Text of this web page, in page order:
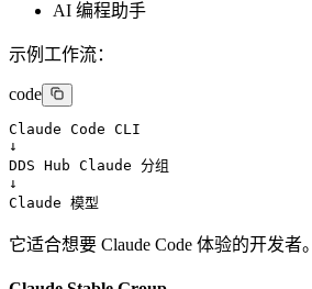
AI 编程助手
示例工作流：
code
Claude Code CLI
↓
DDS Hub Claude 分组
↓
Claude 模型
它适合想要 Claude Code 体验的开发者。